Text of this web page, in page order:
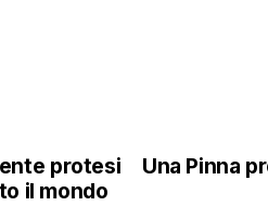
Una Pinna
protesi
il mondo